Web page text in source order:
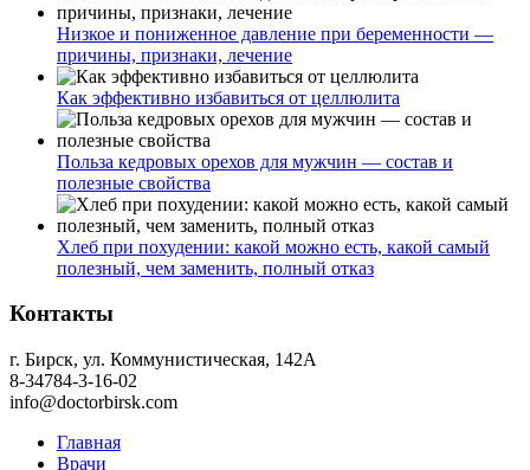
Низкое и пониженное давление при беременности —
причины, признаки, лечение
Как эффективно избавиться от целлюлита
Польза кедровых орехов для мужчин — состав и
полезные свойства
Хлеб при похудении: какой можно есть, какой самый
полезный, чем заменить, полный отказ
Контакты
г. Бирск, ул. Коммунистическая, 142А
8-34784-3-16-02
info@doctorbirsk.com
Главная
Врачи